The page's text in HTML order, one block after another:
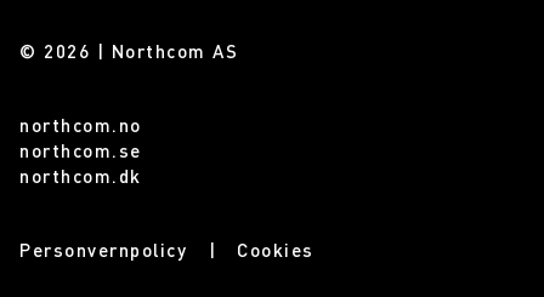
© 2026 | Northcom AS
northcom.no
northcom.se
northcom.dk
Personvernpolicy Cookies